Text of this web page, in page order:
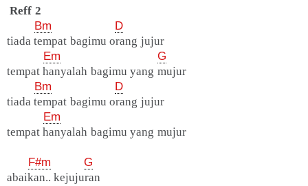
Reff 2
Bm
D
tiada tempat bagimu orang jujur
Em
G
tempat hanyalah bagimu yang mujur
Bm
D
tiada tempat bagimu orang jujur
Em
tempat hanyalah bagimu yang mujur
F#m
G
abaikan.. kejujuran